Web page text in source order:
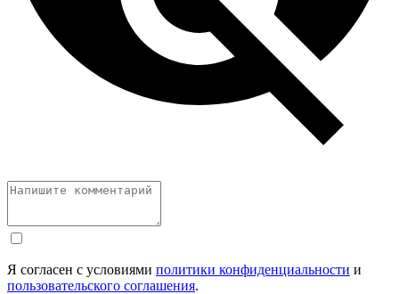
Я согласен с условиями политики конфиденциальности и
пользовательского соглашения.